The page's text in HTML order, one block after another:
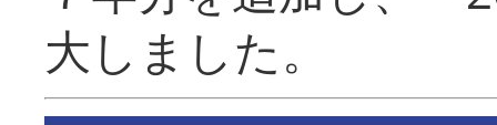
大しまし